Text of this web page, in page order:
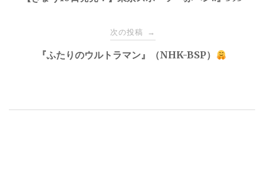
次の投稿 →
『ふたりのウルトラマン』（NHK-BSP）